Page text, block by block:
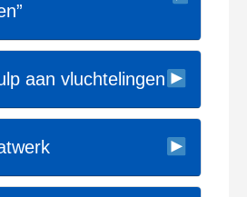
aan vluchtelingen